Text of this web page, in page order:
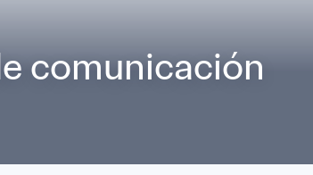
comunicación